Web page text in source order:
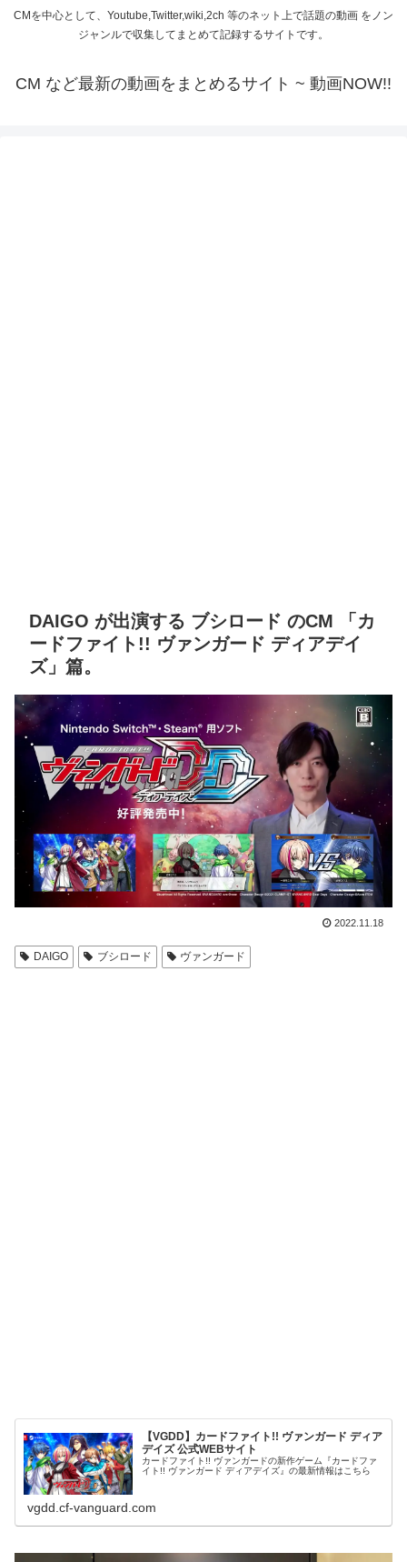
CMを中心として、Youtube,Twitter,wiki,2ch 等のネット上で話題の動画 をノン
ジャンルで収集してまとめて記録するサイトです。
CM など最新の動画をまとめるサイト ~ 動画NOW!!
DAIGO が出演する ブシロード のCM 「カ
ードファイト!! ヴァンガード ディアデイ
ズ」篇。
2022.11.18
DAIGO ブシロード ヴァンガード
【VGDD】カードファイト!! ヴァンガード ディア
デイズ 公式WEBサイト
カードファイト!! ヴァンガードの新作ゲーム『カードファ
イト!! ヴァンガード ディアデイズ』の最新情報はこちら
vgdd.cf-vanguard.com